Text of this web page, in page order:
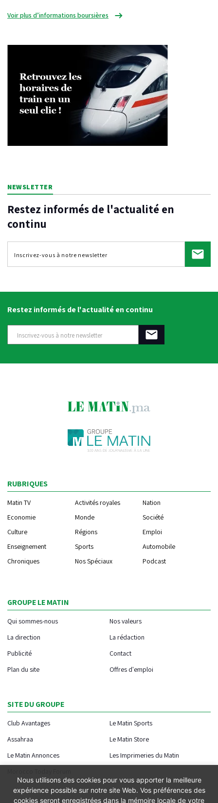
Voir plus d’informations boursières
NEWSLETTER
Restez informés de l'actualité en
continu
Restez informés de l'actualité en continu
RUBRIQUES
Matin TV Activités royales
Nation
Economie
Monde
Société
Culture
Régions
Emploi
Enseignement
Sports
Automobile
Chroniques
Nos Spéciaux Podcast
GROUPE LE MATIN
Qui sommes-nous
Nos valeurs
La direction
La rédaction
Publicité
Contact
Plan du site
Offres d'emploi
SITE DU GROUPE
Club Avantages
Le Matin Sports
Assahraa
Le Matin Store
Le Matin Annonces
Les Imprimeries du Matin
Nous utilisons des cookies pour vous apporter la meilleure
expérience possible sur notre site Web. Vos préférences des
cookies seront enregistrées dans la mémoire locale de votre